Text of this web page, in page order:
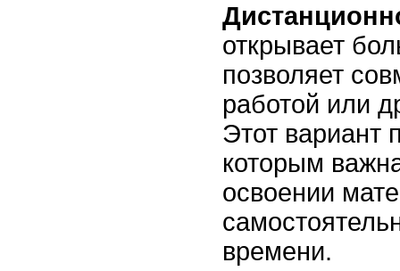
открывает
позволяет
работой или
Этот вариант
которым
освоении
времени.